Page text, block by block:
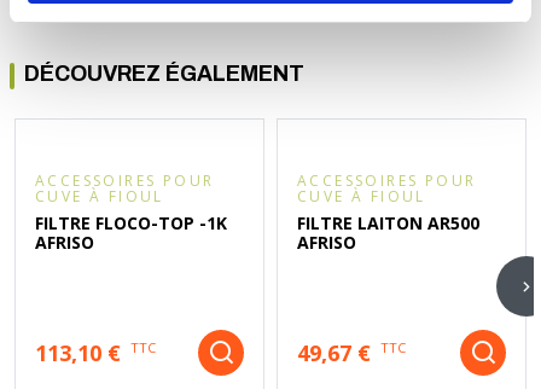
DÉCOUVREZ ÉGALEMENT
ACCESSOIRES POUR
CUVE À FIOUL
FILTRE FLOCO-TOP -1K
AFRISO
113,10 € TTC
ACCESSOIRES POUR
CUVE À FIOUL
FILTRE LAITON AR500
AFRISO
49,67 € TTC